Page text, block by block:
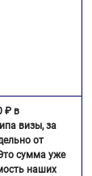
₽ в
визы, за
от
сумма уже
наших